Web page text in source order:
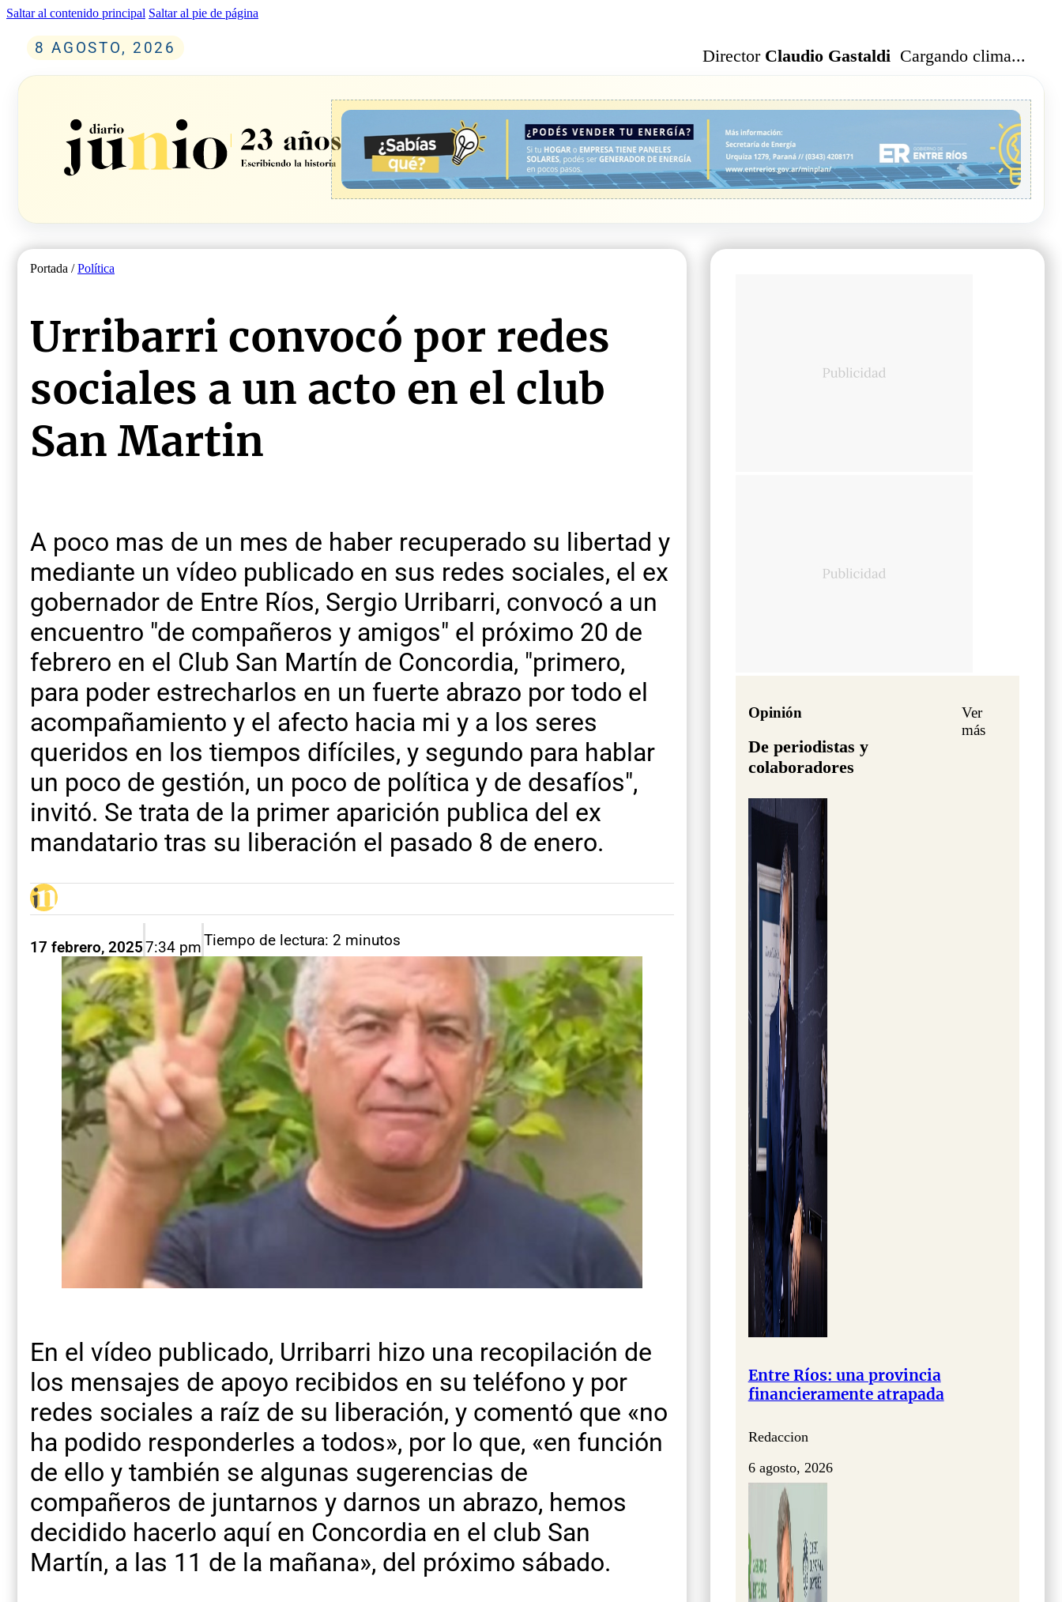
Saltar al contenido principal Saltar al pie de página
8 AGOSTO, 2026 Director Claudio Gastaldi Cargando clima...
Portada /Política
Urribarri convocó por redes
sociales a un acto en el club
San Martin
A poco mas de un mes de haber recuperado su libertad y
mediante un vídeo publicado en sus redes sociales, el ex
gobernador de Entre Ríos, Sergio Urribarri, convocó a un
encuentro "de compañeros y amigos" el próximo 20 de
febrero en el Club San Martín de Concordia, "primero,
para poder estrecharlos en un fuerte abrazo por todo el
acompañamiento y el afecto hacia mi y a los seres
queridos en los tiempos difíciles, y segundo para hablar
un poco de gestión, un poco de política y de desafíos",
invitó. Se trata de la primer aparición publica del ex
mandatario tras su liberación el pasado 8 de enero.
17 febrero, 20257:34 pmTiempo de lectura: 2 minutos
En el vídeo publicado, Urribarri hizo una recopilación de
los mensajes de apoyo recibidos en su teléfono y por
redes sociales a raíz de su liberación, y comentó que «no
ha podido responderles a todos», por lo que, «en función
de ello y también se algunas sugerencias de
compañeros de juntarnos y darnos un abrazo, hemos
decidido hacerlo aquí en Concordia en el club San
Martín, a las 11 de la mañana», del próximo sábado.
Opinión
De periodistas y
colaboradores
Ver
más
Entre Ríos: una provincia
financieramente atrapada
Redaccion
6 agosto, 2026